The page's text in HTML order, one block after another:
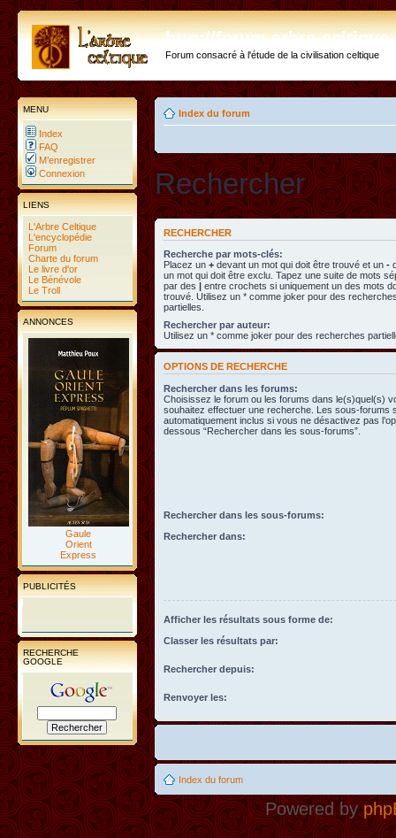
http://forum.arbre-
Forum consacré à l'étude de la civilisation celtique
MENU
Index
FAQ
M’enregistrer
Connexion
LIENS
L'Arbre Celtique
L'encyclopédie
Forum
Charte du forum
Le livre d'or
Le Bénévole
Le Troll
ANNONCES
Gaule
Orient
Express
PUBLICITÉS
RECHERCHE
GOOGLE
Index du forum
Rechercher
RECHERCHER
Recherche par mots-clés:
Placez un + devant un mot qui doit être trouvé et un -
un mot qui doit être exclu. Tapez une suite de mots
par des | entre crochets si uniquement un des mots
trouvé. Utilisez un * comme joker pour des
partielles.
Rechercher par auteur:
Utilisez un * comme joker pour des recherches
OPTIONS DE RECHERCHE
Rechercher dans les forums:
Choisissez le forum ou les forums dans le(s)quel(s)
souhaitez effectuer une recherche. Les sous-forums
automatiquement inclus si vous ne désactivez pas
dessous “Rechercher dans les sous-forums”.
Rechercher dans les sous-forums:
Rechercher dans:
Afficher les résultats sous forme de:
Classer les résultats par:
Rechercher depuis:
Renvoyer les:
Index du forum
Powered by